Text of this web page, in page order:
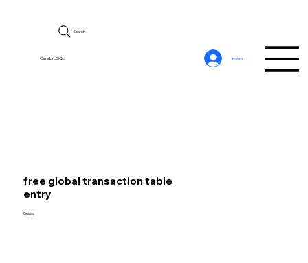
CerebroSQL
Search
Войти
free global transaction table
entry
Oracle